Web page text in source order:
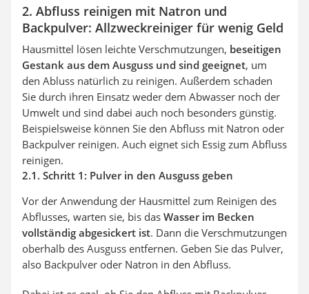
2. Abfluss reinigen mit Natron und
Backpulver: Allzweckreiniger für wenig Geld
Hausmittel lösen leichte Verschmutzungen, beseitigen
Gestank aus dem Ausguss und sind geeignet, um
den Abluss natürlich zu reinigen. Außerdem schaden
Sie durch ihren Einsatz weder dem Abwasser noch der
Umwelt und sind dabei auch noch besonders günstig.
Beispielsweise können Sie den Abfluss mit Natron oder
Backpulver reinigen. Auch eignet sich Essig zum Abfluss
reinigen.
2.1. Schritt 1: Pulver in den Ausguss geben
Vor der Anwendung der Hausmittel zum Reinigen des
Abflusses, warten sie, bis das Wasser im Becken
vollständig abgesickert ist. Dann die Verschmutzungen
oberhalb des Ausguss entfernen. Geben Sie das Pulver,
also Backpulver oder Natron in den Abfluss.